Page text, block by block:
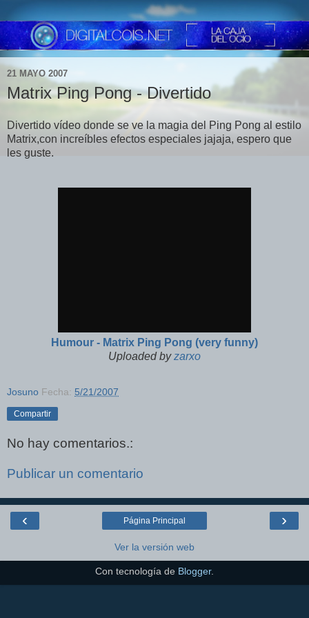
21 MAYO 2007
Matrix Ping Pong - Divertido
Divertido vídeo donde se ve la magia del Ping Pong al estilo
Matrix,con increíbles efectos especiales jajaja, espero que
les guste.
Humour - Matrix Ping Pong (very funny)
Uploaded byzarxo
Josuno Fecha: 5/21/2007
Compartir
No hay comentarios.:
Publicar un comentario
‹ ›
Página Principal
Ver la versión web
Con tecnología de Blogger.